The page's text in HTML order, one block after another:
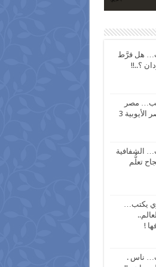
هل فرَّط
؟..!!
مصر
3
الشفافية
تعلُّم
يكتب…
!
ناس .